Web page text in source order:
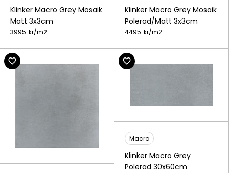
Klinker Macro Grey Mosaik
Matt 3x3cm
3995 kr/m2
Klinker Macro Grey Mosaik
Polerad/Matt 3x3cm
4495 kr/m2
Macro
Klinker Macro Grey
Polerad 30x60cm